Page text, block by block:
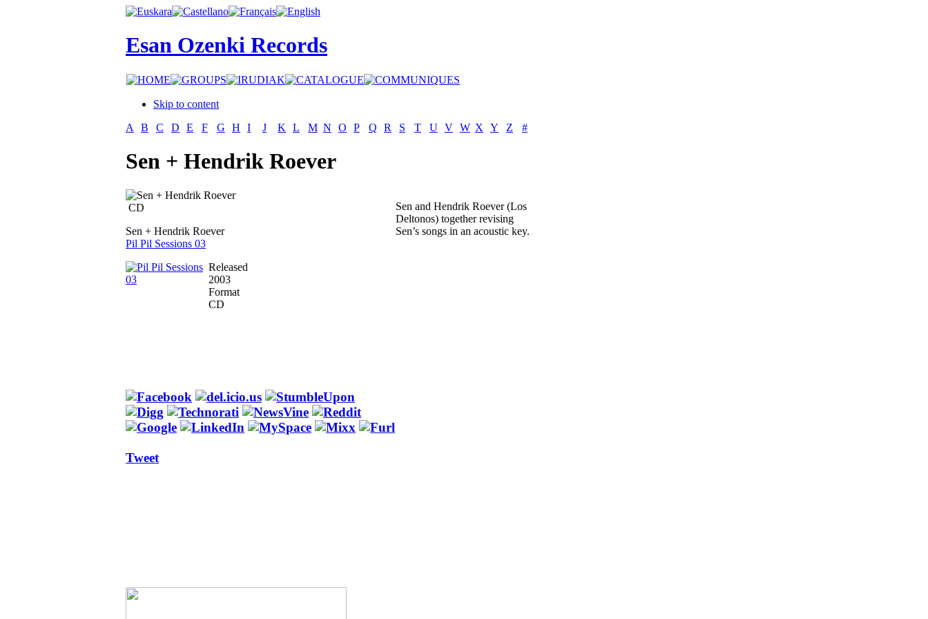
Esan Ozenki Records
Skip to content
A
B C D E F G H I J K L M N O P Q R S T U V W X Y Z #
Sen + Hendrik Roever
CD
Sen + Hendrik Roever
Pil Pil Sessions 03
Released
2003
Format
CD
Tweet
Sen and Hendrik Roever (Los
Deltonos) together revising
Sen’s songs in an acoustic key.